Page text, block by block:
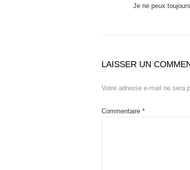
Je ne peux
LAISSER UN
Votre adresse e-mail ne sera
Commentaire *